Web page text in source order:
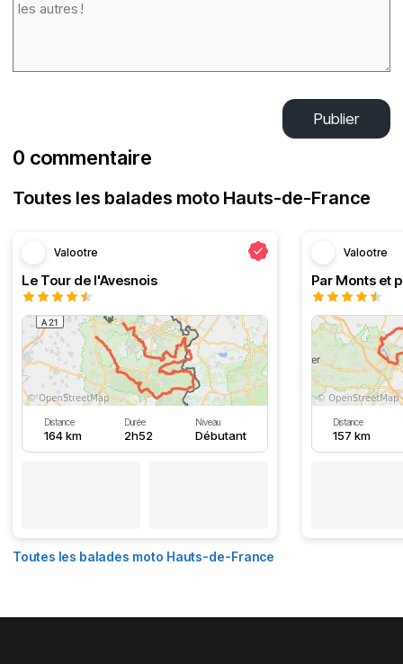
Publier
0 commentaire
Toutes les balades moto Hauts-de-France
Valootre
Le Tour de l'Avesnois
Distance
164 km
Durée
2h52
Niveau
Débutant
Valootre
Par Monts et
Distance
157 km
Toutes les balades moto Hauts-de-France